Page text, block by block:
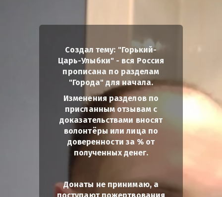
Создал тему: "Горький-
Царь-Улыбки" - вся Россия
прописана по разделам
"Города" для начала.
Изменения разделов по
присланным отзывам с
доказательствами вносят
волонтёры или лица по
доверенности за % от
полученных денег.
Донаты не принимаю, а